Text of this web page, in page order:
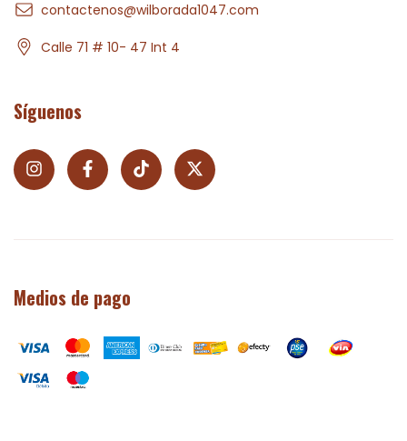
contactenos@wilborada1047.com
Calle 71 # 10- 47 Int 4
Síguenos
Medios de pago